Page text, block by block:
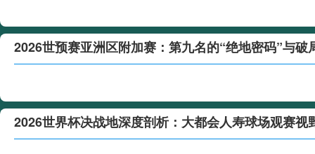
2026世预赛亚洲区附加赛：第九名的“绝地密码”与破
2026世界杯决战地深度剖析：大都会人寿球场观赛视